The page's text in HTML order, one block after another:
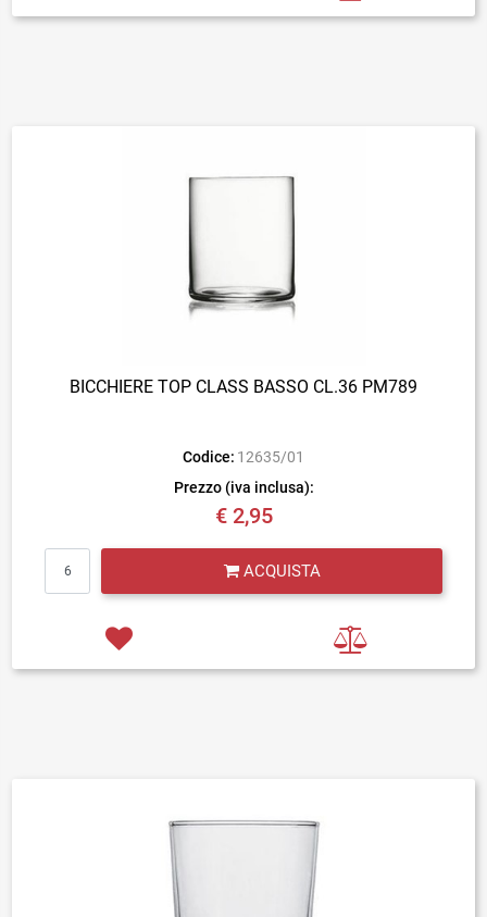
BICCHIERE TOP CLASS BASSO CL.36 PM789
Codice: 12635/01
Prezzo (iva inclusa):
€ 2,95
ACQUISTA